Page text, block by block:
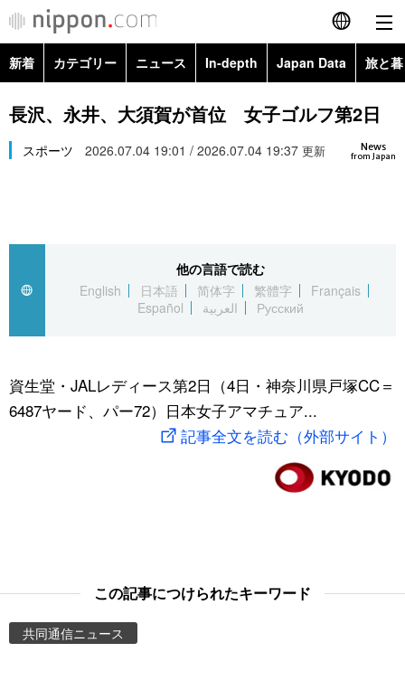
English
简体字
繁體字
العربية
社会
スポーツ・東京2020
旅と暮らし
Images
新着 カテゴリー ニュース In-depth Japan Data 旅と
政治・外交
経済・ビジネス
社会
文化
科学・技術
暮らし
Topics
Images
お知らせ
長沢、永井、大須賀が首位 女子ゴルフ第2日
News
from Japan
スポーツ 2026.07.04 19:01 / 2026.07.04 19:37 更新
他の言語で読む
English
日本語 简体字 繁體字
Français
Español
العربية Русский
資生堂・JALレディース第2日（4日・神奈川県戸塚CC＝
6487ヤード、パー72）日本女子アマチュア...
記事全文を読む（外部サイト）
この記事につけられたキーワード
共同通信ニュース